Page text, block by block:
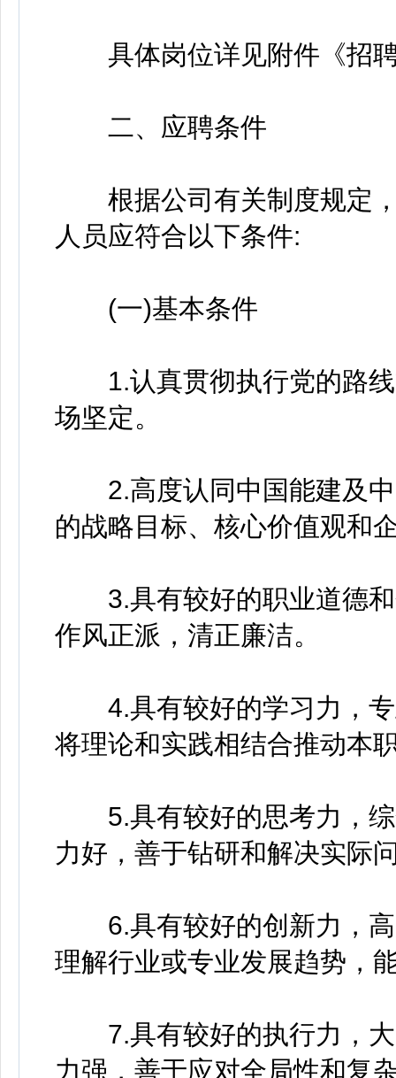
具体岗位详见附件《招聘
二、应聘条件
根据公司有关制度规定，
人员应符合以下条件:
(一)基本条件
1.认真贯彻执行党的路线
场坚定。
2.高度认同中国能建及中
的战略目标、核心价值观和
3.具有较好的职业道德和
作风正派，清正廉洁。
4.具有较好的学习力，专
将理论和实践相结合推动本
5.具有较好的思考力，综
力好，善于钻研和解决实际
6.具有较好的创新力，高
理解行业或专业发展趋势，
7.具有较好的执行力，大
力强，善于应对全局性和复